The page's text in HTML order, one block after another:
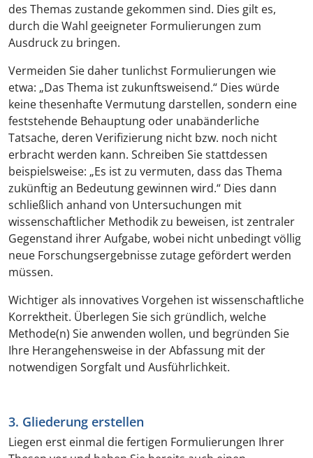
des Themas zustande gekommen sind. Dies gilt es,
durch die Wahl geeigneter Formulierungen zum
Ausdruck zu bringen.
Vermeiden Sie daher tunlichst Formulierungen wie
etwa: „Das Thema ist zukunftsweisend.“ Dies würde
keine thesenhafte Vermutung darstellen, sondern eine
feststehende Behauptung oder unabänderliche
Tatsache, deren Verifizierung nicht bzw. noch nicht
erbracht werden kann. Schreiben Sie stattdessen
beispielsweise: „Es ist zu vermuten, dass das Thema
zukünftig an Bedeutung gewinnen wird.“ Dies dann
schließlich anhand von Untersuchungen mit
wissenschaftlicher Methodik zu beweisen, ist zentraler
Gegenstand ihrer Aufgabe, wobei nicht unbedingt völlig
neue Forschungsergebnisse zutage gefördert werden
müssen.
Wichtiger als innovatives Vorgehen ist wissenschaftliche
Korrektheit. Überlegen Sie sich gründlich, welche
Methode(n) Sie anwenden wollen, und begründen Sie
Ihre Herangehensweise in der Abfassung mit der
notwendigen Sorgfalt und Ausführlichkeit.
3. Gliederung erstellen
Liegen erst einmal die fertigen Formulierungen Ihrer